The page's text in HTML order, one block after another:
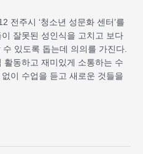
전주시 ‘청소년 성문화 센터’를
잘못된 성인식을 고치고 보다
있도록 돕는데 의의를 가진다.
활동하고 재미있게 소통하는 수
이 수업을 듣고 새로운 것들을